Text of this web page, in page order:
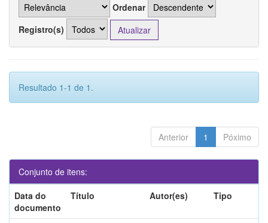
Ordenar
Registro(s)
Resultado 1-1 de 1.
Anterior 1 Póximo
Conjunto de itens:
Data do
documento
Título Autor(es) Tipo